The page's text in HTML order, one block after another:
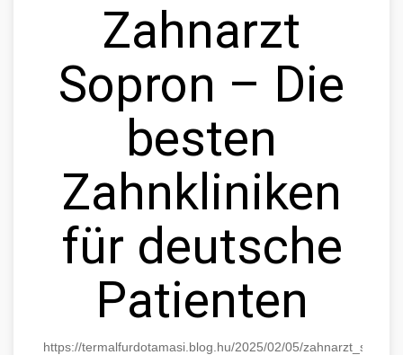
Zahnarzt
Sopron – Die
besten
Zahnkliniken
für deutsche
Patienten
https://termalfurdotamasi.blog.hu/2025/02/05/